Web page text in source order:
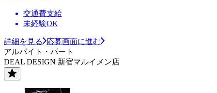
交通費支給
未経験OK
詳細を見る
応募画面に進む
アルバイト・パート
DEAL DESIGN 新宿マルイメン店